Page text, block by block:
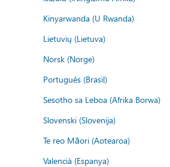
Kinyarwanda (U Rwanda)
Lietuvių (Lietuva)
Norsk (Norge)
Português (Brasil)
Sesotho sa Leboa (Afrika Borwa)
Slovenski (Slovenija)
Te reo Māori (Aotearoa)
Valencià (Espanya)